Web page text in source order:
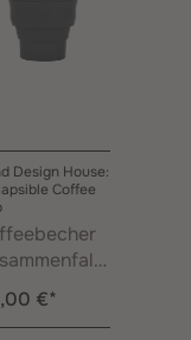
Design House:
Coffee
Grau 0,35 l
€*